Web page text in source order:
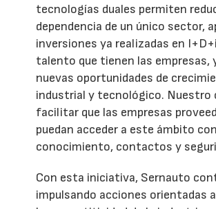
tecnologías duales permiten
dependencia de un único sector,
inversiones ya realizadas en
talento que tienen las empresas,
nuevas oportunidades de
industrial y tecnológico. Nuestro
facilitar que las empresas
puedan acceder a este ámbito
conocimiento, contactos y
Con esta iniciativa, Sernauto
impulsando acciones orientadas